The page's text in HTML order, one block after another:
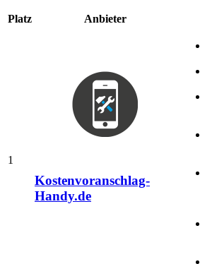
Platz Anbieter
1
Kostenvoranschlag-
Handy.de